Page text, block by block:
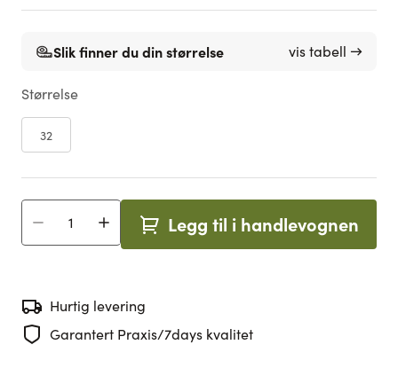
Slik finner du din størrelse vis tabell →
Størrelse
32
Antall Legg til i handlevognen
Hurtig levering
Garantert Praxis/7days kvalitet